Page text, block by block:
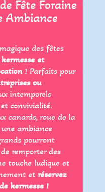
Fête Foraine
Ambiance
des fêtes
et
! Parfaits pour
ou
intemporels
convivialité.
canards, roue de la
ambiance
pourront
remporter des
touche ludique et
et réservez
kermesse !